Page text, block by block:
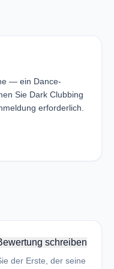
— ein Dance-
Sie Dark Clubbing
erforderlich.
schreiben
der Erste, der seine